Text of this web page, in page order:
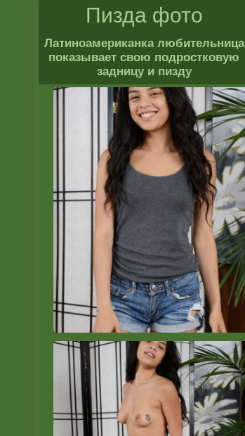
Пизда фото
Латиноамериканка любительница
показывает свою подростковую
задницу и пизду